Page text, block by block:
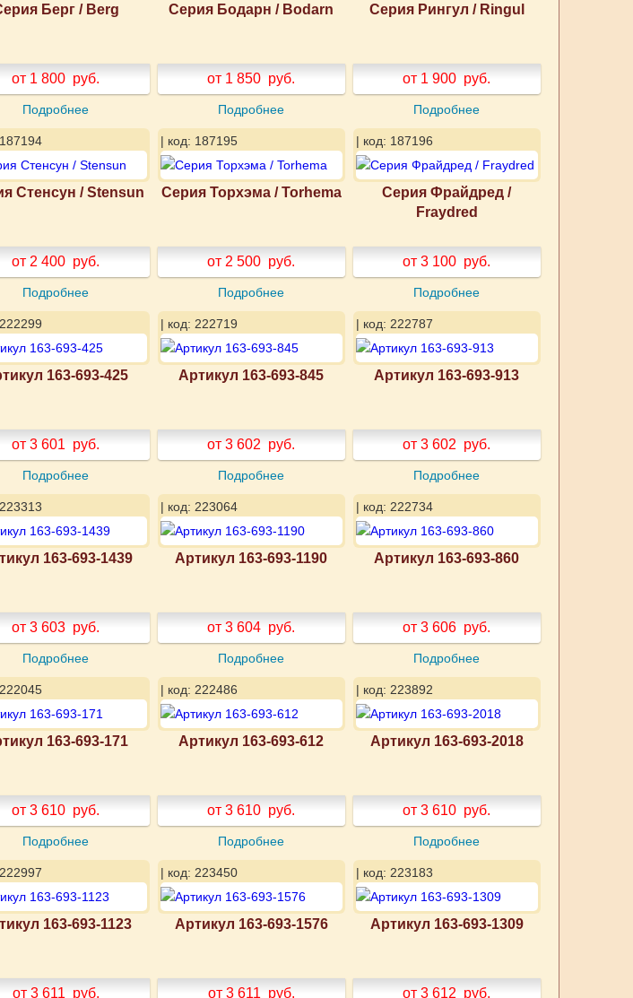
Берг / Berg
от 1 800 руб.
Подробнее
Серия Бодарн / Bodarn
от 1 850 руб.
Подробнее
Серия Рингул / Ringul
от 1 900 руб.
Подробнее
Стенсун / Stensun
от 2 400 руб.
Подробнее
| код: 187195
Серия Торхэма / Torhema
от 2 500 руб.
Подробнее
| код: 187196
Серия Фрайдред /
Fraydred
от 3 100 руб.
Подробнее
163-693-425
от 3 601 руб.
Подробнее
| код: 222719
Артикул 163-693-845
от 3 602 руб.
Подробнее
| код: 222787
Артикул 163-693-913
от 3 602 руб.
Подробнее
163-693-1439
от 3 603 руб.
Подробнее
| код: 223064
Артикул 163-693-1190
от 3 604 руб.
Подробнее
| код: 222734
Артикул 163-693-860
от 3 606 руб.
Подробнее
163-693-171
от 3 610 руб.
Подробнее
| код: 222486
Артикул 163-693-612
от 3 610 руб.
Подробнее
| код: 223892
Артикул 163-693-2018
от 3 610 руб.
Подробнее
163-693-1123
от 3 611 руб.
| код: 223450
Артикул 163-693-1576
от 3 611 руб.
| код: 223183
Артикул 163-693-1309
от 3 612 руб.